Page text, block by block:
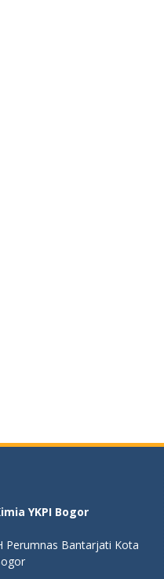
YKPI Bogor
Perumnas Bantarjati Kota